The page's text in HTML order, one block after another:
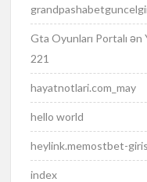
Gta Oyunları Portalı
221
hayatnotlari.com_may
hello world
heylink.memostbet-
index